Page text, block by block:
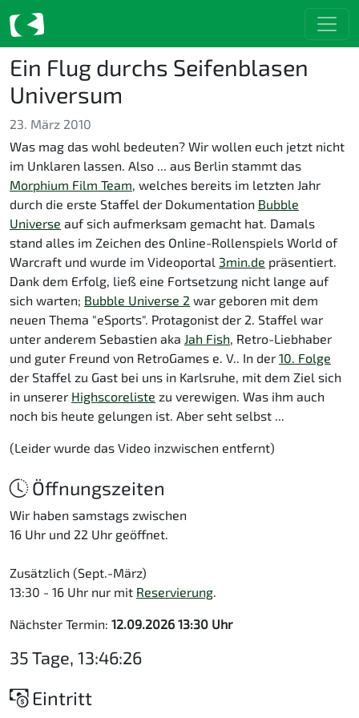
Ein Flug durchs Seifenblasen
Universum
23. März 2010
Was mag das wohl bedeuten? Wir wollen euch jetzt nicht
im Unklaren lassen. Also ... aus Berlin stammt das
Morphium Film Team, welches bereits im letzten Jahr
durch die erste Staffel der Dokumentation Bubble
Universe auf sich aufmerksam gemacht hat. Damals
stand alles im Zeichen des Online-Rollenspiels World of
Warcraft und wurde im Videoportal 3min.de präsentiert.
Dank dem Erfolg, ließ eine Fortsetzung nicht lange auf
sich warten; Bubble Universe 2 war geboren mit dem
neuen Thema "eSports". Protagonist der 2. Staffel war
unter anderem Sebastien aka Jah Fish, Retro-Liebhaber
und guter Freund von RetroGames e. V.. In der 10. Folge
der Staffel zu Gast bei uns in Karlsruhe, mit dem Ziel sich
in unserer Highscoreliste zu verewigen. Was ihm auch
noch bis heute gelungen ist. Aber seht selbst ...
(Leider wurde das Video inzwischen entfernt)
Öffnungszeiten
Wir haben samstags zwischen
16 Uhr und 22 Uhr geöffnet.
Zusätzlich (Sept.-März)
13:30 - 16 Uhr nur mit Reservierung.
Nächster Termin: 12.09.2026 13:30 Uhr
35 Tage, 13:46:26
Eintritt